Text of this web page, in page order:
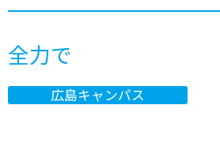
全力で
広島キャンパス